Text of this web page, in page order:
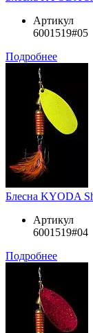
Артикул
6001519#05
Подробнее
Блесна KYODA
Артикул
6001519#04
Подробнее